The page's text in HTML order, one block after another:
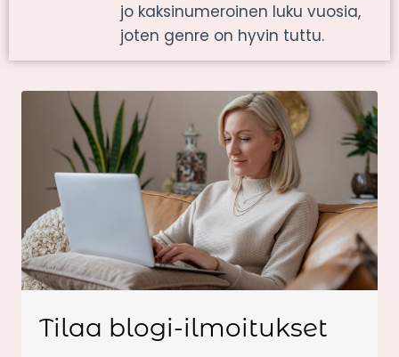
jo kaksinumeroinen luku vuosia,
joten genre on hyvin tuttu.
Tilaa blogi-ilmoitukset